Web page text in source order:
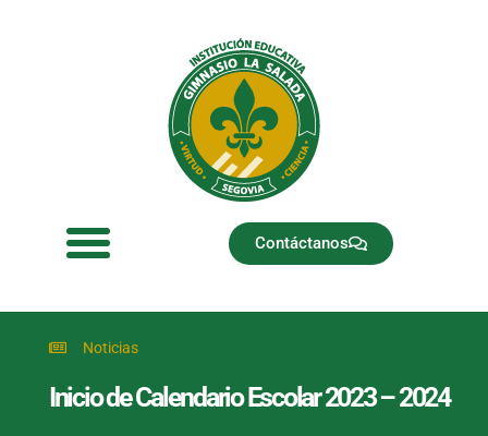
Contáctanos
Noticias
Inicio de Calendario Escolar 2023 – 2024